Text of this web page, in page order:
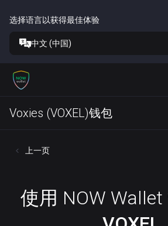
选择语言以获得最佳体验
中文 (中国)
Voxies (VOXEL)钱包
上一页
使用 NOW